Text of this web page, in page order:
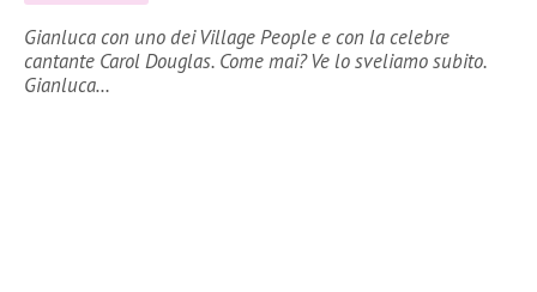
Gianluca con uno dei Village People e con la celebre
cantante Carol Douglas. Come mai? Ve lo sveliamo subito.
Gianluca…